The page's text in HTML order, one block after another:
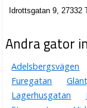
Idrottsgatan 9, 27332
Andra gator
Adelsbergsvägen
Furegatan
Lagerhusgatan